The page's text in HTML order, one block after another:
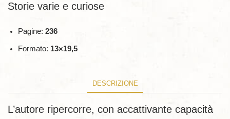
Storie varie e curiose
Pagine: 236
Formato: 13×19,5
DESCRIZIONE
L’autore ripercorre, con accattivante capacità